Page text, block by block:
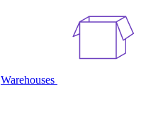
Warehouses